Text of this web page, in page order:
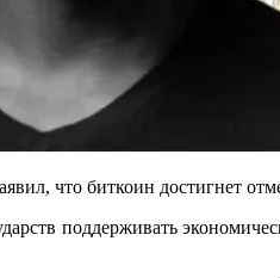
что биткоин достигнет
поддерживать